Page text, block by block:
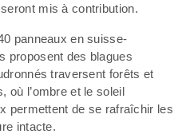
mis à contribution.
panneaux en suisse-
proposent des blagues
traversent forêts et
où l’ombre et le soleil
permettent de se rafraîchir les
intacte.